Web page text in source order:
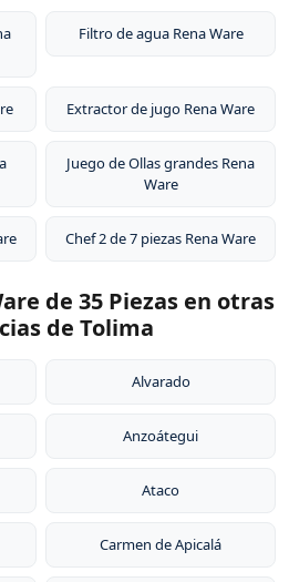
Filtro de agua Rena Ware
Extractor de jugo Rena Ware
Juego de Ollas grandes Rena
Ware
Chef 2 de 7 piezas Rena Ware
de 35 Piezas en otras
de Tolima
Alvarado
Anzoátegui
Ataco
Carmen de Apicalá